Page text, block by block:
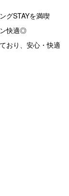
グSTAYを満喫
快適◎
おり、安心・快適